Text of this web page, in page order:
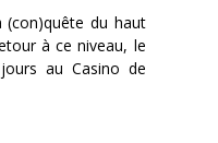
(con)quête du haut
à ce niveau, le
au Casino de